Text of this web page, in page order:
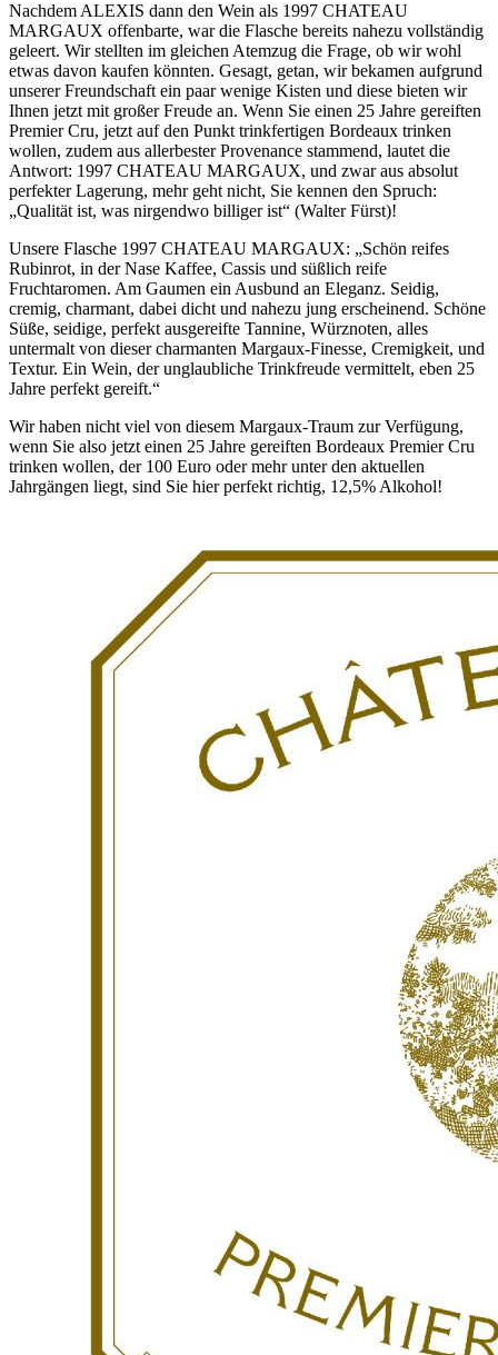
Nachdem ALEXIS dann den Wein als 1997 CHATEAU
MARGAUX offenbarte, war die Flasche bereits nahezu vollständig
geleert. Wir stellten im gleichen Atemzug die Frage, ob wir wohl
etwas davon kaufen könnten. Gesagt, getan, wir bekamen aufgrund
unserer Freundschaft ein paar wenige Kisten und diese bieten wir
Ihnen jetzt mit großer Freude an. Wenn Sie einen 25 Jahre gereiften
Premier Cru, jetzt auf den Punkt trinkfertigen Bordeaux trinken
wollen, zudem aus allerbester Provenance stammend, lautet die
Antwort: 1997 CHATEAU MARGAUX, und zwar aus absolut
perfekter Lagerung, mehr geht nicht, Sie kennen den Spruch:
„Qualität ist, was nirgendwo billiger ist“ (Walter Fürst)!
Unsere Flasche 1997 CHATEAU MARGAUX: „Schön reifes
Rubinrot, in der Nase Kaffee, Cassis und süßlich reife
Fruchtaromen. Am Gaumen ein Ausbund an Eleganz. Seidig,
cremig, charmant, dabei dicht und nahezu jung erscheinend. Schöne
Süße, seidige, perfekt ausgereifte Tannine, Würznoten, alles
untermalt von dieser charmanten Margaux-Finesse, Cremigkeit, und
Textur. Ein Wein, der unglaubliche Trinkfreude vermittelt, eben 25
Jahre perfekt gereift.“
Wir haben nicht viel von diesem Margaux-Traum zur Verfügung,
wenn Sie also jetzt einen 25 Jahre gereiften Bordeaux Premier Cru
trinken wollen, der 100 Euro oder mehr unter den aktuellen
Jahrgängen liegt, sind Sie hier perfekt richtig, 12,5% Alkohol!